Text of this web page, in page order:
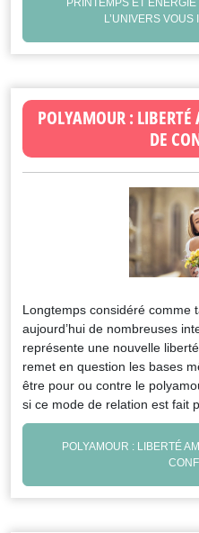
PRINTEMPS ET
L’UNIVERS
POLYAMOUR : LIBERTÉ
DE
Longtemps considéré comme
aujourd’hui de nombreuses
représente une nouvelle
remet en question les bases
être pour ou contre le
si ce mode de relation est fait
POLYAMOUR : LIBERTÉ